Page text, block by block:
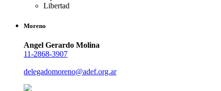
Libertad
Moreno
Angel Gerardo Molina
11-2868-3907
delegadomoreno@adef.org.ar